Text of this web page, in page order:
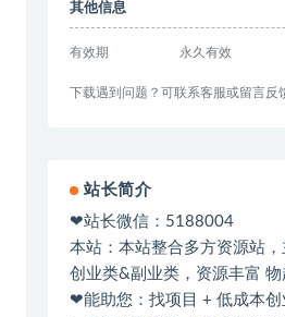
其他信息
有效期 永久有效
下载遇到问题？可联系客服或留言反
站长简介
❤站长微信：5188004
本站：本站整合多方资源站，
创业类&副业类，资源丰富 物
❤能助您：找项目 + 低成本